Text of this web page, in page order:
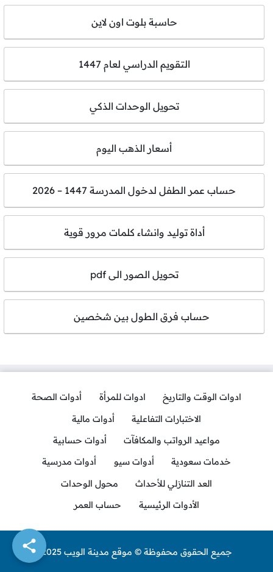
حاسبة بلوت اون لاين
التقويم الدراسي لعام 1447
تحويل الوحدات الذكي
أسعار الذهب اليوم
حساب عمر الطفل لدخول المدرسة 1447 – 2026
أداة توليد وانشاء كلمات مرور قوية
تحويل الصور الى pdf
حساب فرق الطول بين شخصين
ادوات الوقت والتاريخ ادوات للمرأة
أدوات الصحة
الاختبارات التفاعلية
أدوات مالية
مواعيد الرواتب والمكافآت
أدوات حسابية
خدمات سعودية
أدوات سيو
أدوات مدرسية
العد التنازلي للأحداث
محول الوحدات
الأدوات الرئيسية
حساب العمر
جميع الحقوق محفوظة © موقع مدينة الويب 2025